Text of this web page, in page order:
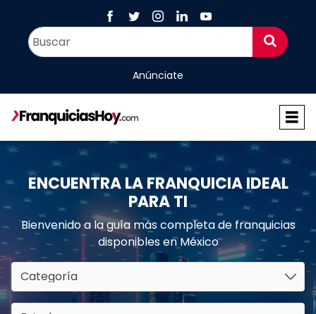
Anúnciate
ENCUENTRA LA FRANQUICIA IDEAL
PARA TI
Bienvenido a la guía más completa de franquicias
disponibles en México
Categoría